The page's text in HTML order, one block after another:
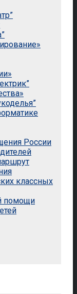
России
классных
помощи